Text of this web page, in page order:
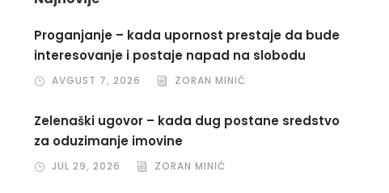
Proganjanje – kada upornost prestaje da bude
interesovanje i postaje napad na slobodu
AVGUST 7, 2026 ZORAN MINIĆ
Zelenaški ugovor – kada dug postane sredstvo
za oduzimanje imovine
JUL 29, 2026 ZORAN MINIĆ